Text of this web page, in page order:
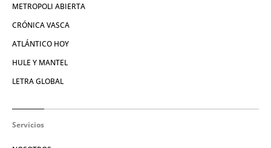
METROPOLI ABIERTA
CRÓNICA VASCA
ATLÁNTICO HOY
HULE Y MANTEL
LETRA GLOBAL
Servicios